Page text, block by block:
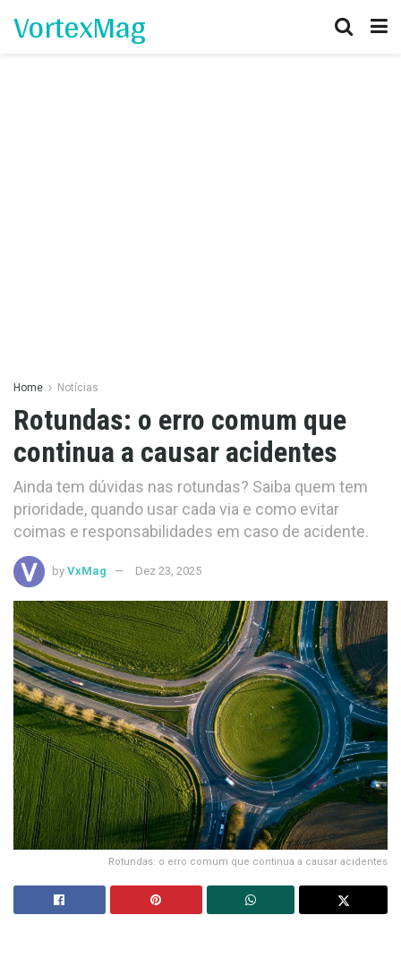
VortexMag
Home Notícias
Rotundas: o erro comum que
continua a causar acidentes
Ainda tem dúvidas nas rotundas? Saiba quem tem
prioridade, quando usar cada via e como evitar
coimas e responsabilidades em caso de acidente.
by VxMag Dez 23, 2025
Rotundas: o erro comum que continua a causar acidentes